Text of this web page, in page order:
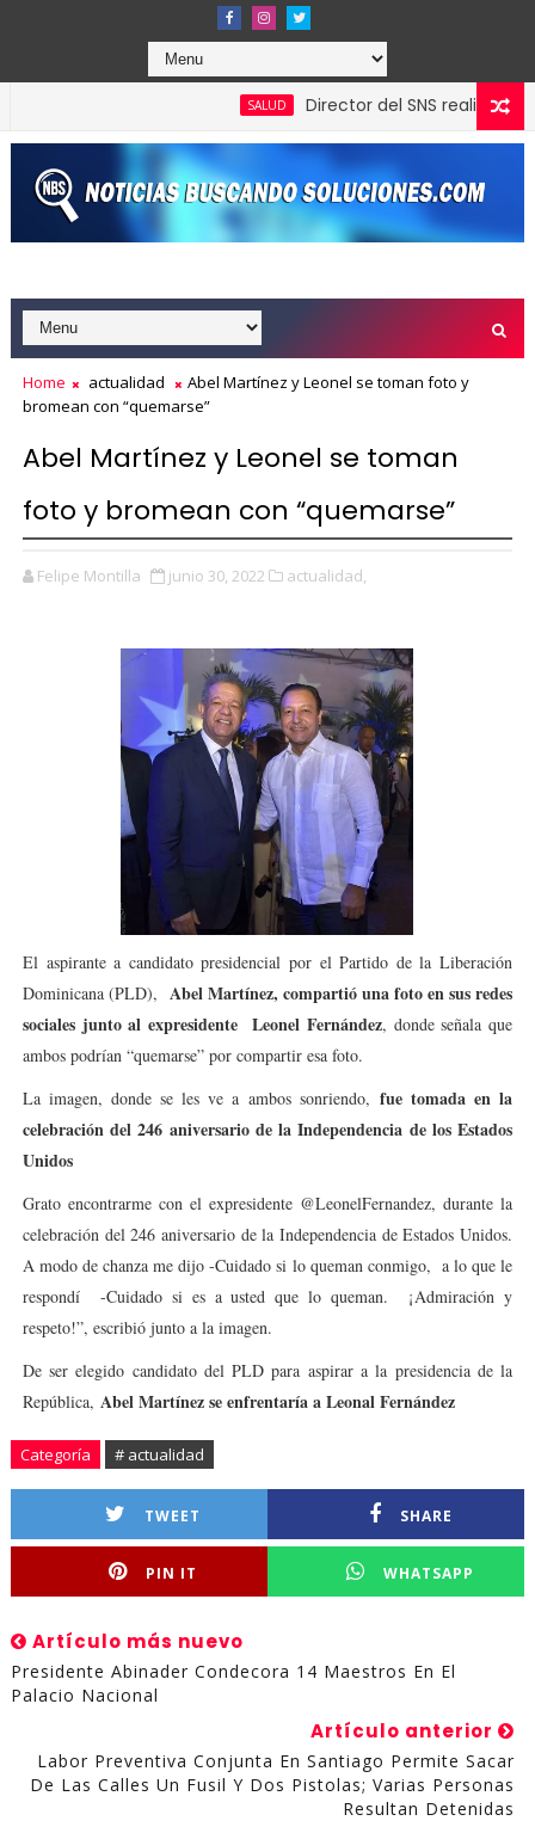
Director del SNS realiza visita
Home actualidad
Abel Martínez y Leonel se toman foto y
bromean con “quemarse”
Abel Martínez y Leonel se toman
foto y bromean con “quemarse”
Felipe Montilla junio 30, 2022 actualidad,
El aspirante a candidato presidencial por el Partido de la Liberación
Dominicana (PLD), Abel Martínez, compartió una foto en sus redes
sociales junto al expresidente Leonel Fernández, donde señala que
ambos podrían “quemarse” por compartir esa foto.
La imagen, donde se les ve a ambos sonriendo, fue tomada en la
celebración del 246 aniversario de la Independencia de los Estados
Unidos
Grato encontrarme con el expresidente @LeonelFernandez, durante la
celebración del 246 aniversario de la Independencia de Estados Unidos.
A modo de chanza me dijo -Cuidado si lo queman conmigo, a lo que le
respondí -Cuidado si es a usted que lo queman. ¡Admiración y
respeto!”, escribió junto a la imagen.
De ser elegido candidato del PLD para aspirar a la presidencia de la
República, Abel Martínez se enfrentaría a Leonal Fernández
Categoría # actualidad
TWEET SHARE
PIN IT WHATSAPP
Artículo más nuevo
Presidente Abinader Condecora 14 Maestros En El
Palacio Nacional
Artículo anterior
Labor Preventiva Conjunta En Santiago Permite Sacar
De Las Calles Un Fusil Y Dos Pistolas; Varias Personas
Resultan Detenidas